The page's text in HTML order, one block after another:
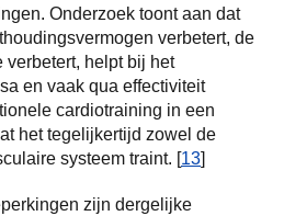
Onderzoek toont aan dat
verbetert, de
helpt bij het
en vaak qua effectiviteit
cardiotraining in een
het tegelijkertijd zowel de
systeem traint. [13]
zijn dergelijke